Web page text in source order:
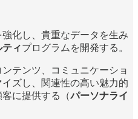
化し、貴重なデータを生み
ティプログラムを開発する。
テンツ、コミュニケーショ
ズし、関連性の高い魅力的
に提供する（パーソナライ